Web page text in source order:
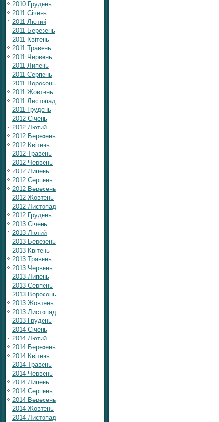
2010 Грудень
2011 Січень
2011 Лютий
2011 Березень
2011 Квітень
2011 Травень
2011 Червень
2011 Липень
2011 Серпень
2011 Вересень
2011 Жовтень
2011 Листопад
2011 Грудень
2012 Січень
2012 Лютий
2012 Березень
2012 Квітень
2012 Травень
2012 Червень
2012 Липень
2012 Серпень
2012 Вересень
2012 Жовтень
2012 Листопад
2012 Грудень
2013 Січень
2013 Лютий
2013 Березень
2013 Квітень
2013 Травень
2013 Червень
2013 Липень
2013 Серпень
2013 Вересень
2013 Жовтень
2013 Листопад
2013 Грудень
2014 Січень
2014 Лютий
2014 Березень
2014 Квітень
2014 Травень
2014 Червень
2014 Липень
2014 Серпень
2014 Вересень
2014 Жовтень
2014 Листопад